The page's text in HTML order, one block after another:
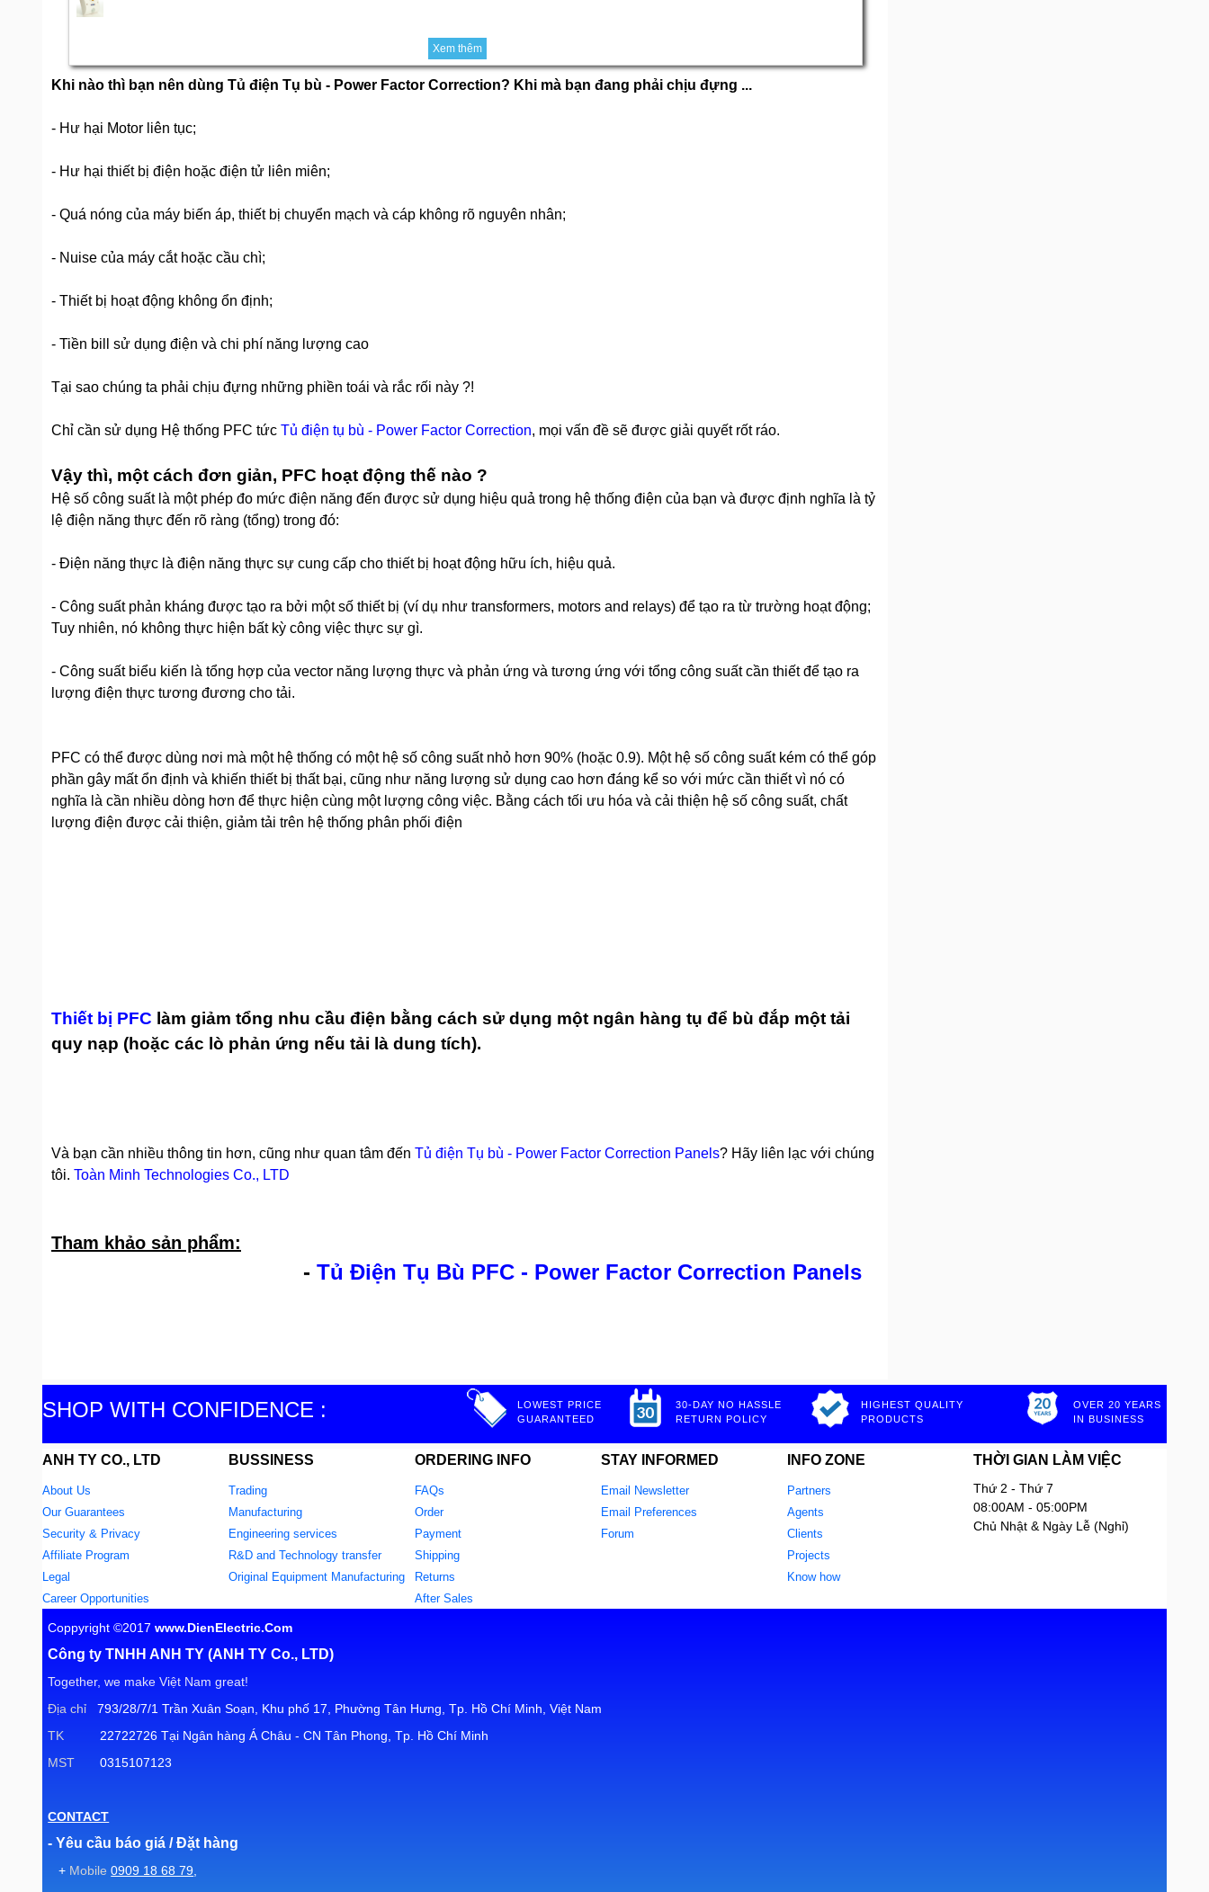
Xem thêm
Khi nào thì bạn nên dùng Tủ điện Tụ bù - Power Factor Correction? Khi mà bạn đang phải chịu đựng ...
- Hư hại Motor liên tục;
- Hư hại thiết bị điện hoặc điện tử liên miên;
- Quá nóng của máy biến áp, thiết bị chuyển mạch và cáp không rõ nguyên nhân;
- Nuise của máy cắt hoặc cầu chì;
- Thiết bị hoạt động không ổn định;
- Tiền bill sử dụng điện và chi phí năng lượng cao
Tại sao chúng ta phải chịu đựng những phiền toái và rắc rối này ?!
Chỉ cần sử dụng Hệ thống PFC tức Tủ điện tụ bù - Power Factor Correction, mọi vấn đề sẽ được giải quyết rốt ráo.
Vậy thì, một cách đơn giản, PFC hoạt động thế nào ?
Hệ số công suất là một phép đo mức điện năng đến được sử dụng hiệu quả trong hệ thống điện của bạn và được định nghĩa là tỷ
lệ điện năng thực đến rõ ràng (tổng) trong đó:
- Điện năng thực là điện năng thực sự cung cấp cho thiết bị hoạt động hữu ích, hiệu quả.
- Công suất phản kháng được tạo ra bởi một số thiết bị (ví dụ như transformers, motors and relays) để tạo ra từ trường hoạt động;
Tuy nhiên, nó không thực hiện bất kỳ công việc thực sự gì.
- Công suất biểu kiến là tổng hợp của vector năng lượng thực và phản ứng và tương ứng với tổng công suất cần thiết để tạo ra
lượng điện thực tương đương cho tải.
PFC có thể được dùng nơi mà một hệ thống có một hệ số công suất nhỏ hơn 90% (hoặc 0.9). Một hệ số công suất kém có thể góp
phần gây mất ổn định và khiến thiết bị thất bại, cũng như năng lượng sử dụng cao hơn đáng kể so với mức cần thiết vì nó có
nghĩa là cần nhiều dòng hơn để thực hiện cùng một lượng công việc. Bằng cách tối ưu hóa và cải thiện hệ số công suất, chất
lượng điện được cải thiện, giảm tải trên hệ thống phân phối điện
Thiết bị PFC làm giảm tổng nhu cầu điện bằng cách sử dụng một ngân hàng tụ để bù đắp một tải
quy nạp (hoặc các lò phản ứng nếu tải là dung tích).
Và bạn cần nhiều thông tin hơn, cũng như quan tâm đến Tủ điện Tụ bù - Power Factor Correction Panels? Hãy liên lạc với chúng
tôi. Toàn Minh Technologies Co., LTD
Tham khảo sản phẩm:
- Tủ Điện Tụ Bù PFC - Power Factor Correction Panels
SHOP WITH CONFIDENCE :
LOWEST PRICE
GUARANTEED
30-DAY NO HASSLE
RETURN POLICY
HIGHEST QUALITY
PRODUCTS
OVER 20 YEARS
IN BUSINESS
ANH TY CO., LTD
About Us
Our Guarantees
Security & Privacy
Affiliate Program
Legal
Career Opportunities
BUSSINESS
Trading
Manufacturing
Engineering services
R&D and Technology transfer
Original Equipment Manufacturing
ORDERING INFO
FAQs
Order
Payment
Shipping
Returns
After Sales
STAY INFORMED
Email Newsletter
Email Preferences
Forum
INFO ZONE
Partners
Agents
Clients
Projects
Know how
THỜI GIAN LÀM VIỆC
Thứ 2 - Thứ 7
08:00AM - 05:00PM
Chủ Nhật & Ngày Lễ (Nghỉ)
Coppyright ©2017www.DienElectric.Com
Công ty TNHH ANH TY (ANH TY Co., LTD)
Together, we make Việt Nam great!
Địa chỉ793/28/7/1 Trần Xuân Soạn, Khu phố 17, Phường Tân Hưng, Tp. Hồ Chí Minh, Việt Nam
TK22722726 Tại Ngân hàng Á Châu - CN Tân Phong, Tp. Hồ Chí Minh
MST0315107123
CONTACT
- Yêu cầu báo giá / Đặt hàng
+ Mobile 0909 18 68 79,